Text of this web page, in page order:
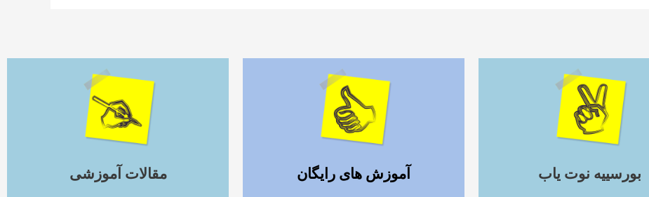
بورسییه نوت یاب آموزش های رایگان مقالات آموزشی